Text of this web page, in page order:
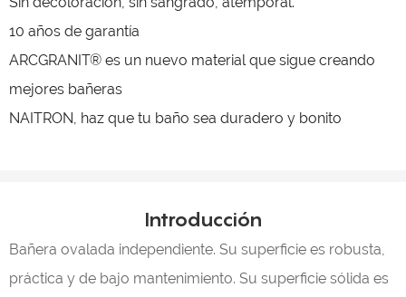
10 años de garantía
ARCGRANIT® es un nuevo material que sigue creando
mejores bañeras
NAITRON, haz que tu baño sea duradero y bonito
Introducción
Bañera ovalada independiente. Su superficie es robusta,
práctica y de bajo mantenimiento. Su superficie sólida es